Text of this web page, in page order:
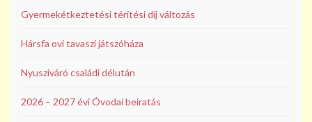
Gyermekétkeztetési térítési díj változás
Hársfa ovi tavaszi játszóháza
Nyusziváró családi délután
2026 – 2027 évi Óvodai beíratás